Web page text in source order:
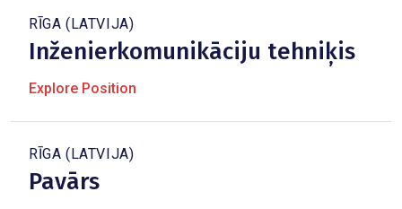
RĪGA (LATVIJA)
Inženierkomunikāciju tehniķis
Explore Position
RĪGA (LATVIJA)
Pavārs